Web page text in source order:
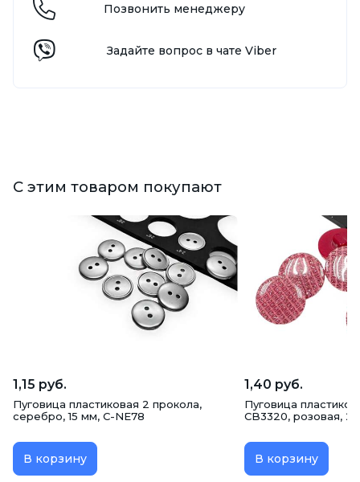
Позвонить менеджеру
Задайте вопрос в чате Viber
С этим товаром покупают
1,15 руб.
Пуговица пластиковая 2 прокола,
серебро, 15 мм, C-NE78
В корзину
1,40 руб.
Пуговица
CB3320, розовая,
В корзину